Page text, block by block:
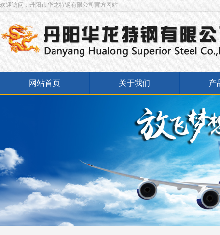
欢迎访问：丹阳市华龙特钢有限公司官方网站
网站首页 关于我们 产